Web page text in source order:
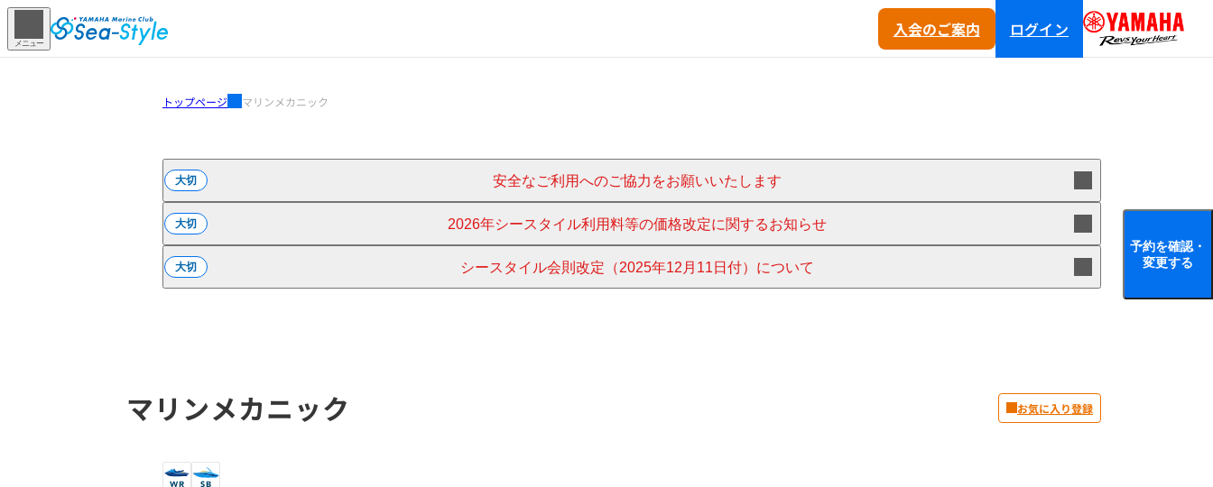
メニュー
入会のご案内 ログイン
トップページ マリンメカニック
予約を確認・
変更する
大切 安全なご利用へのご協力をお願いいたします
大切 2026年シースタイル利用料等の価格改定に関するお知らせ
大切 シースタイル会則改定（2025年12月11日付）について
マリンメカニック お気に入り登録